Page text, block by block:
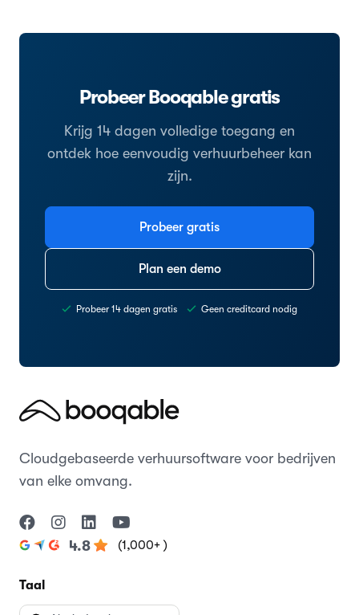
Probeer Booqable gratis
Krijg 14 dagen volledige toegang en
ontdek hoe eenvoudig verhuurbeheer kan
zijn.
Probeer gratis
Plan een demo
Probeer 14 dagen gratis Geen creditcard nodig
Cloudgebaseerde verhuursoftware voor bedrijven
van elke omvang.
4.8 (1,000+ )
Taal